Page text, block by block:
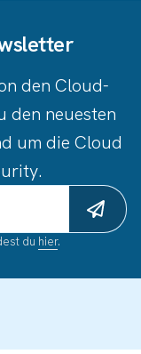
den Cloud-
den neuesten
um die Cloud
du hier.